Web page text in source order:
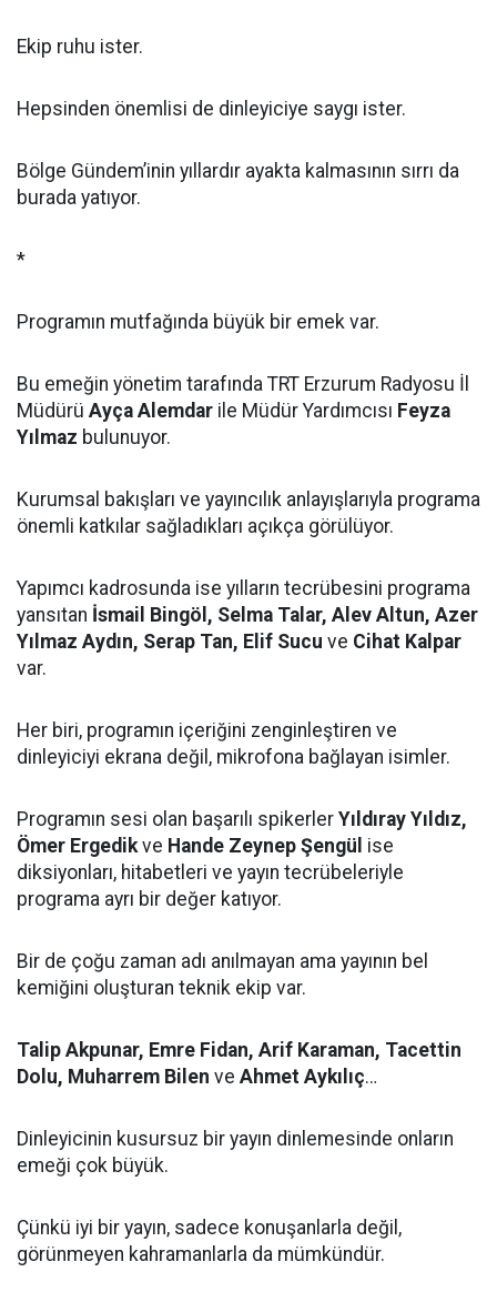
Ekip ruhu ister.
Hepsinden önemlisi de dinleyiciye saygı ister.
Bölge Gündem’inin yıllardır ayakta kalmasının sırrı da
burada yatıyor.
*
Programın mutfağında büyük bir emek var.
Bu emeğin yönetim tarafında TRT Erzurum Radyosu İl
Müdürü Ayça Alemdar ile Müdür Yardımcısı Feyza
Yılmaz bulunuyor.
Kurumsal bakışları ve yayıncılık anlayışlarıyla programa
önemli katkılar sağladıkları açıkça görülüyor.
Yapımcı kadrosunda ise yılların tecrübesini programa
yansıtan İsmail Bingöl, Selma Talar, Alev Altun, Azer
Yılmaz Aydın, Serap Tan, Elif Sucu ve Cihat Kalpar
var.
Her biri, programın içeriğini zenginleştiren ve
dinleyiciyi ekrana değil, mikrofona bağlayan isimler.
Programın sesi olan başarılı spikerler Yıldıray Yıldız,
Ömer Ergedikve Hande Zeynep Şengül ise
diksiyonları, hitabetleri ve yayın tecrübeleriyle
programa ayrı bir değer katıyor.
Bir de çoğu zaman adı anılmayan ama yayının bel
kemiğini oluşturan teknik ekip var.
Talip Akpunar, Emre Fidan, Arif Karaman, Tacettin
Dolu, Muharrem Bilen ve Ahmet Aykılıç…
Dinleyicinin kusursuz bir yayın dinlemesinde onların
emeği çok büyük.
Çünkü iyi bir yayın, sadece konuşanlarla değil,
görünmeyen kahramanlarla da mümkündür.